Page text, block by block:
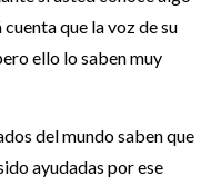
que la voz de su
ello lo saben muy
del mundo saben que
ayudadas por ese